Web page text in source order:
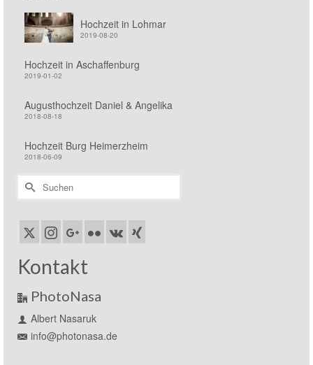
Hochzeit in Lohmar
2019-08-20
Hochzeit in Aschaffenburg
2019-01-02
Augusthochzeit Daniel & Angelika
2018-08-18
Hochzeit Burg Heimerzheim
2018-06-09
Suchen
nach:
Kontakt
PhotoNasa
Albert Nasaruk
info@photonasa.de